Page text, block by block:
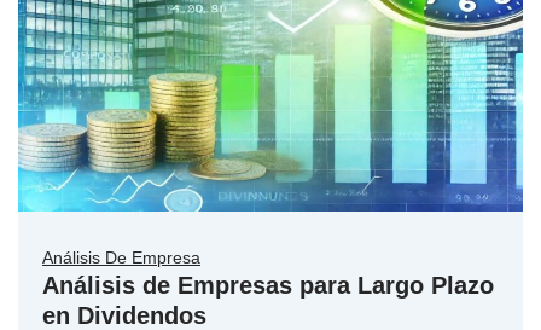
Análisis De Empresa
Análisis de Empresas para Largo Plazo
en Dividendos